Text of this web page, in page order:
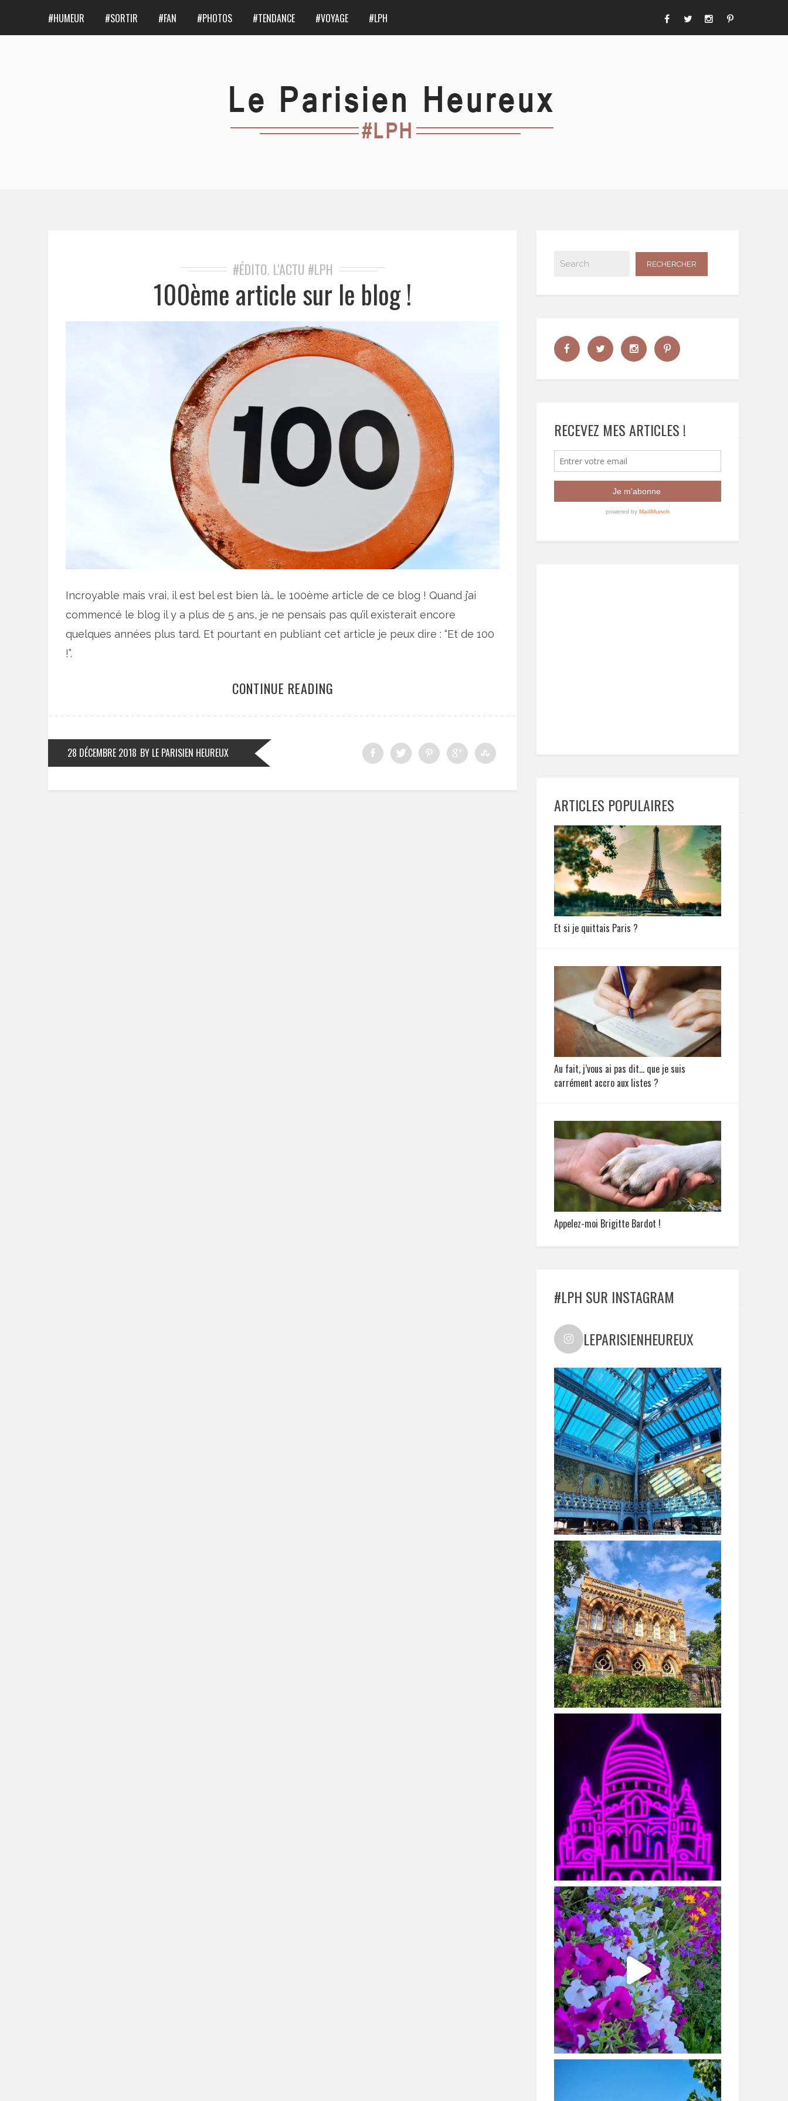
#HUMEUR #SORTIR #FAN #PHOTOS #TENDANCE #VOYAGE #LPH
#ÉDITO, L'ACTU #LPH
100ème article sur le blog !
Incroyable mais vrai, il est bel est bien là… le 100ème article de ce blog ! Quand j’ai
commencé le blog il y a plus de 5 ans, je ne pensais pas qu’il existerait encore
quelques années plus tard. Et pourtant en publiant cet article je peux dire : “Et de 100
!”.
CONTINUE READING
28 DÉCEMBRE 2018 BY LE PARISIEN HEUREUX
RECEVEZ MES ARTICLES !
ARTICLES POPULAIRES
Et si je quittais Paris ?
Au fait, j’vous ai pas dit… que je suis
carrément accro aux listes ?
Appelez-moi Brigitte Bardot !
#LPH SUR INSTAGRAM
LEPARISIENHEUREUX